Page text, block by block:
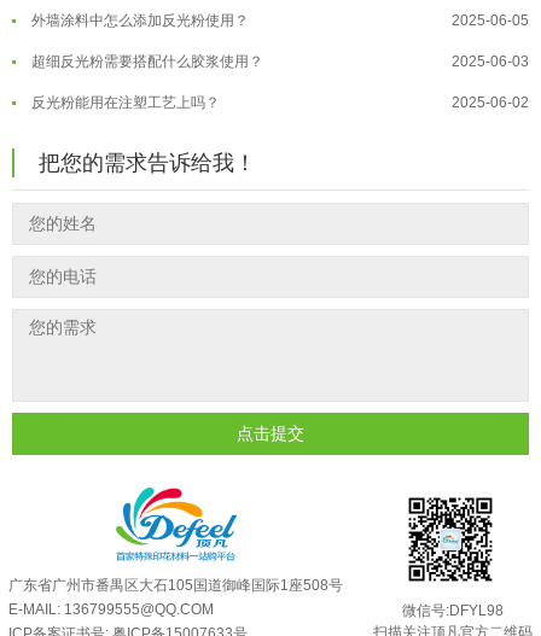
温变粉大批量保存指南｜做对这几步... 2026-07-17
温变粉"罢工"指南：为... 2026-07-10
温变粉到底怕不怕酸碱和酒精？ 2026-07-09
温变粉耐温真相：注塑"高温炼...
夜间安全卫士：丝印反光粉搭配全攻...
外墙涂料中怎么添加反光粉使用？
超细反光粉需要搭配什么胶浆使用？
反光粉能用在注塑工艺上吗？
温变粉丝印到底用多少目网版？这篇...
反光粉太久不用结块要怎么处理？
印花温变粉最适合用在什么行业上呢... 2025-06-20
油性反光粉怎么印花效果最好？ 2025-06-18
超细反光粉怎么印牢度才会更好？
反光粉能用在注塑工艺上吗？ 2025-06-02
反光粉可以混合其他颜料一起使用吗... 2025-05-23
把您的需求告诉给我！
点击提交
广东省广州市番禺区大石105国道御峰国际1座508号
E-MAIL: 136799555@QQ.COM
微信号:DFYL98
扫描关注顶凡官方二维码